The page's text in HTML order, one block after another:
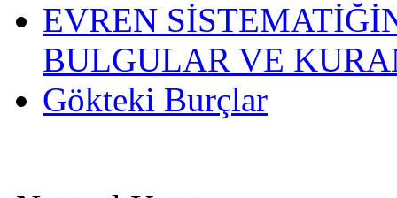
EVREN
BULGULAR VE
Gökteki Burçlar